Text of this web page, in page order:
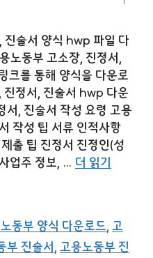
진술서 양식 hwp 파일 다
노동부 고소장, 진정서,
크를 통해 양식을 다운로
진정서, 진술서 hwp 다운
서, 진술서 작성 요령 고용
작성 팁 서류 인적사항
출 팁 진정서 진정인(성
업주 정보, … 더 읽기
동부 양식 다운로드,고
부 진술서, 고용노동부 진